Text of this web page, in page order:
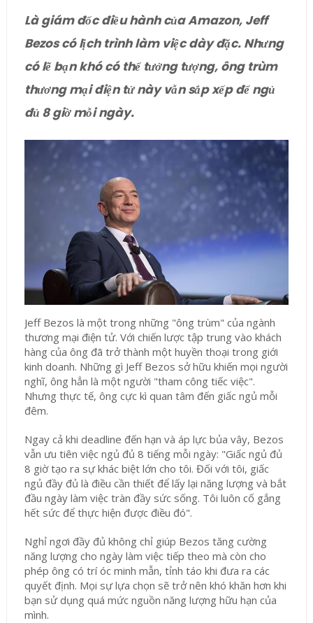
Là giám đốc điều hành của Amazon, Jeff
Bezos có lịch trình làm việc dày đặc. Nhưng
có lẽ bạn khó có thể tưởng tượng, ông trùm
thương mại điện tử này vẫn sắp xếp để ngủ
đủ 8 giờ mỗi ngày.
Jeff Bezos là một trong những "ông trùm" của ngành
thương mại điện tử. Với chiến lược tập trung vào khách
hàng của ông đã trở thành một huyền thoại trong giới
kinh doanh. Những gì Jeff Bezos sở hữu khiến mọi người
nghĩ, ông hẳn là một người "tham công tiếc việc".
Nhưng thực tế, ông cực kì quan tâm đến giấc ngủ mỗi
đêm.
Ngay cả khi deadline đến hạn và áp lực bủa vây, Bezos
vẫn ưu tiên việc ngủ đủ 8 tiếng mỗi ngày: "Giấc ngủ đủ
8 giờ tạo ra sự khác biệt lớn cho tôi. Đối với tôi, giấc
ngủ đầy đủ là điều cần thiết để lấy lại năng lượng và bắt
đầu ngày làm việc tràn đầy sức sống. Tôi luôn cố gắng
hết sức để thực hiện được điều đó".
Nghỉ ngơi đầy đủ không chỉ giúp Bezos tăng cường
năng lượng cho ngày làm việc tiếp theo mà còn cho
phép ông có trí óc minh mẫn, tỉnh táo khi đưa ra các
quyết định. Mọi sự lựa chọn sẽ trở nên khó khăn hơn khi
bạn sử dụng quá mức nguồn năng lượng hữu hạn của
mình.